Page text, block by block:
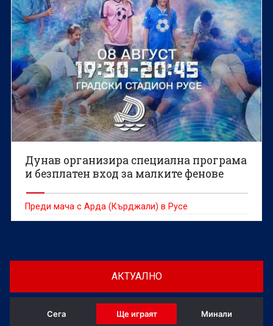
Дунав организира специална програма
и безплатен вход за малките фенове
Преди мача с Арда (Кърджали) в Русе
АКТУАЛНО
Сега Ще играят Минали